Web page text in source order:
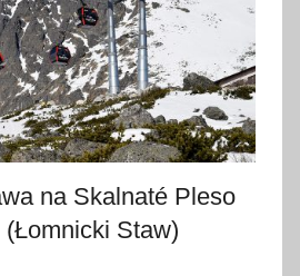
na Skalnaté Pleso
Staw)